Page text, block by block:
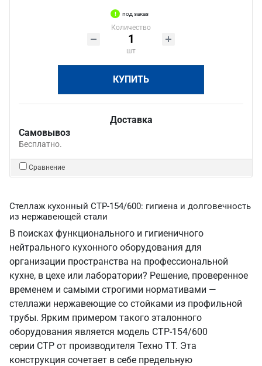
под заказ
Количество
шт
КУПИТЬ
Доставка
Самовывоз
Бесплатно.
Сравнение
Стеллаж кухонный СТР-154/600: гигиена и долговечность
из нержавеющей стали
В поисках функционального и гигиеничного
нейтрального кухонного оборудования для
организации пространства на профессиональной
кухне, в цехе или лаборатории? Решение, проверенное
временем и самыми строгими нормативами —
стеллажи нержавеющие со стойками из профильной
трубы. Ярким примером такого эталонного
оборудования является модель СТР-154/600
серии СТР от производителя Техно ТТ. Эта
конструкция сочетает в себе предельную